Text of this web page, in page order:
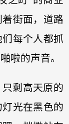
街面，道路
每个人都抓
啦的声音。
剩高天原的
光在黑色的